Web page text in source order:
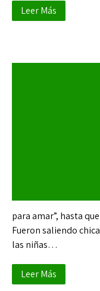
Leer Más
para amar”, hasta
Fueron saliendo
las niñas…
Leer Más